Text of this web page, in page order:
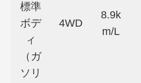
標準
ボデ
ィ
（ガ
ソリ
4WD
8.9k
m/L